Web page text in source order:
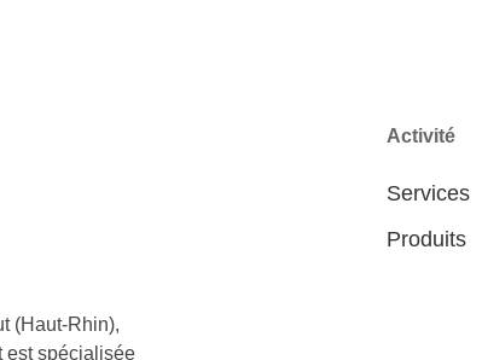
(Haut-Rhin),
est spécialisée
Activité
Services
Produits